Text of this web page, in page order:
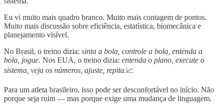
Eu vi muito mais quadro branco. Muito mais contagem de pontos.
Muito mais discussão sobre eficiência, estatística, biomecânica e
planejamento visível.
No Brasil, o treino dizia: sinta a bola, controle a bola, entenda a
bola, jogue. Nos EUA, o treino dizia: entenda o plano, execute o
sistema, veja os números, ajuste, repita.📈
Para um atleta brasileiro, isso pode ser desconfortável no início. Não
porque seja ruim — mas porque exige uma mudança de linguagem.